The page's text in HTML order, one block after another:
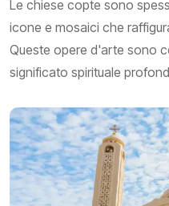
Le chiese copte sono
icone e mosaici che
Queste opere d'arte sono
significato spirituale